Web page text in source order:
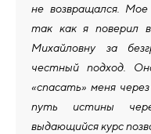
не возвращался.
так как я поверил
Михайловну за
честный подход.
«спасать» меня
путь истины
выдающийся курс